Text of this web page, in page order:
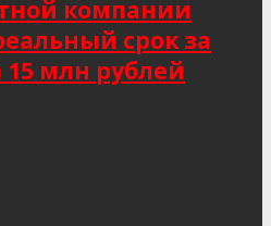
компании
срок за
15 млн рублей